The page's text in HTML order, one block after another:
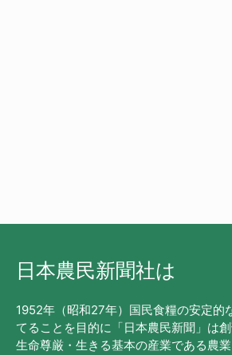
日本農民新聞社は
1952年（昭和27年）国民食糧の安定的
てることを目的に「日本農民新聞」は創
生命尊厳・生きる基本の産業である農